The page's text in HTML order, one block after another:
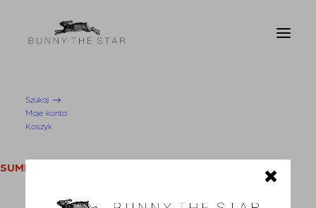
Szukaj
Moje konto
Koszyk
SUMMER SALE
KOBIETA
Strona Główna